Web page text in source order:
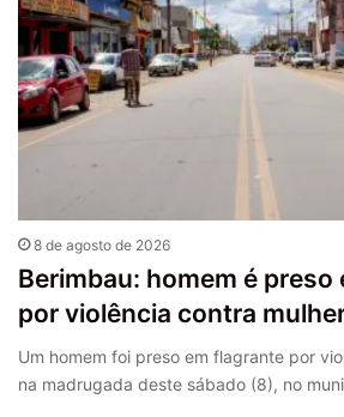
8 de agosto de 2026
Berimbau: homem é preso
por violência contra
Um homem foi preso em flagrante por
na madrugada deste sábado (8), no